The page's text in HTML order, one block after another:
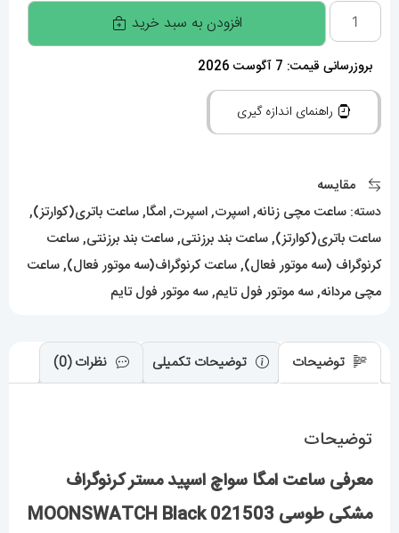
ساعت
امگا
سواچ
اسپید
مشکی
MOONSWATCH
Black
Grey
افزودن به سبد خرید
بروزرسانی قیمت: 7 آگوست 2026
راهنمای اندازه گیری
مقایسه
دسته: ساعت مچی زنانه,اسپرت,اسپرت,امگا,ساعت باتری(کوارتز),
ساعت باتری(کوارتز),ساعت بند برزنتی,ساعت بند برزنتی,ساعت
کرنوگراف (سه موتور فعال),ساعت کرنوگراف(سه موتور فعال),ساعت
مچی مردانه,سه موتور فول تایم,سه موتور فول تایم
توضیحات توضیحات تکمیلی نظرات (0)
توضیحات
معرفی ساعت امگا سواچ اسپید مستر کرنوگراف
مشکی طوسی 021503 MOONSWATCH Black